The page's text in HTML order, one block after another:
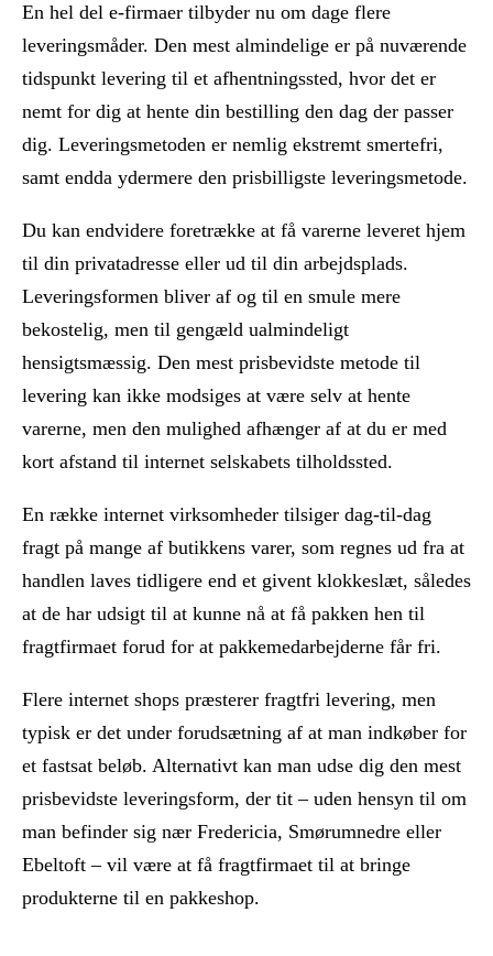
En hel del e-firmaer tilbyder nu om dage flere
leveringsmåder. Den mest almindelige er på nuværende
tidspunkt levering til et afhentningssted, hvor det er
nemt for dig at hente din bestilling den dag der passer
dig. Leveringsmetoden er nemlig ekstremt smertefri,
samt endda ydermere den prisbilligste leveringsmetode.
Du kan endvidere foretrække at få varerne leveret hjem
til din privatadresse eller ud til din arbejdsplads.
Leveringsformen bliver af og til en smule mere
bekostelig, men til gengæld ualmindeligt
hensigtsmæssig. Den mest prisbevidste metode til
levering kan ikke modsiges at være selv at hente
varerne, men den mulighed afhænger af at du er med
kort afstand til internet selskabets tilholdssted.
En række internet virksomheder tilsiger dag-til-dag
fragt på mange af butikkens varer, som regnes ud fra at
handlen laves tidligere end et givent klokkeslæt, således
at de har udsigt til at kunne nå at få pakken hen til
fragtfirmaet forud for at pakkemedarbejderne får fri.
Flere internet shops præsterer fragtfri levering, men
typisk er det under forudsætning af at man indkøber for
et fastsat beløb. Alternativt kan man udse dig den mest
prisbevidste leveringsform, der tit – uden hensyn til om
man befinder sig nær Fredericia, Smørumnedre eller
Ebeltoft – vil være at få fragtfirmaet til at bringe
produkterne til en pakkeshop.